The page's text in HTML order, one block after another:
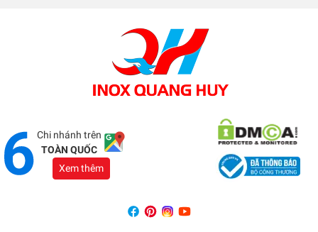
037 9377 888
Showroom Đồng Nai
Địa chỉ: 1066 - QL 51 Tổ 3- Ấp Đồng- Phước Tân-
Chi nhánh trên
TOÀN QUỐC
Xem thêm